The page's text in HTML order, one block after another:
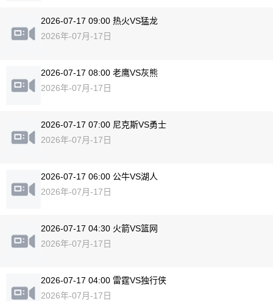
2026-07-17 09:00 热火VS猛龙
2026年-07月-17日
2026-07-17 08:00 老鹰VS灰熊
2026年-07月-17日
2026-07-17 07:00 尼克斯VS勇士
2026年-07月-17日
2026-07-17 06:00 公牛VS湖人
2026年-07月-17日
2026-07-17 04:30 火箭VS篮网
2026年-07月-17日
2026-07-17 04:00 雷霆VS独行侠
2026年-07月-17日